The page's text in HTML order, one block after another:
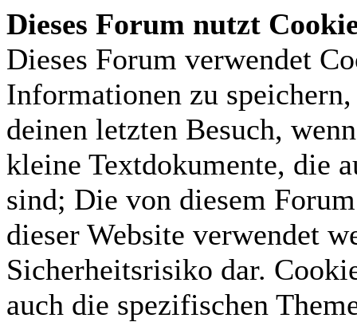
Dieses Forum nutzt
Dieses Forum verwendet
Informationen zu
deinen letzten Besuch,
kleine Textdokumente, die
sind; Die von diesem
dieser Website verwendet
Sicherheitsrisiko dar.
auch die spezifischen